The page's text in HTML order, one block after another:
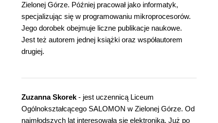
Zielonej Górze. Później pracował jako informatyk,
specjalizując się w programowaniu mikroprocesorów.
Jego dorobek obejmuje liczne publikacje naukowe.
Jest też autorem jednej książki oraz współautorem
drugiej.
Zuzanna Skorek - jest uczennicą Liceum
Ogólnokształcącego SALOMON w Zielonej Górze. Od
najmłodszych lat interesowała się elektroniką. Już po